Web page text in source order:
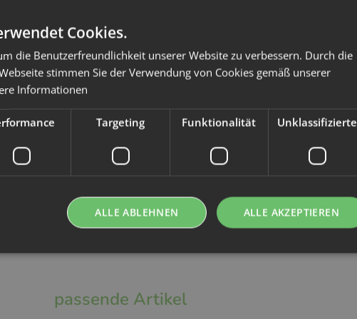
Flasche innerhalb von 6 Monaten aufbrauchen.
Benzylalkohol
passende Artikel
Cookies.
die Benutzerfreundlichkeit unserer Website zu verbessern. Durch die
stimmen Sie der Verwendung von Cookies gemäß unserer
Informationen
Targeting Funktionalität Unklassifizierte
ALLE AKZEPTIEREN
ALLE ABLEHNEN